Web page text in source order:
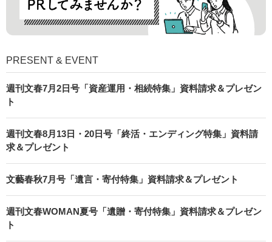
PRESENT & EVENT
週刊文春7月2日号「資産運用・相続特集」資料請求＆プレゼン
ト
週刊文春8月13日・20日号「終活・エンディング特集」資料請
求＆プレゼント
文藝春秋7月号「遺言・寄付特集」資料請求＆プレゼント
週刊文春WOMAN夏号「遺贈・寄付特集」資料請求＆プレゼン
ト